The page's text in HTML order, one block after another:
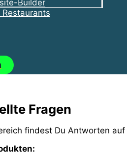
Builder
Fragen
findest Du Antworten